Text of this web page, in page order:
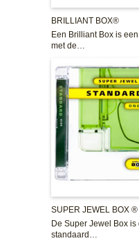
BRILLIANT BOX®
Een Brilliant Box is
met de…
SUPER JEWEL BOX ®
De Super Jewel Box
standaard…